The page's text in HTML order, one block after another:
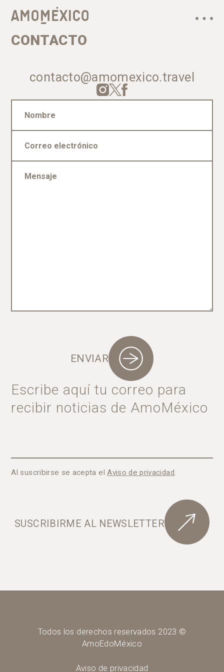
CONTACTO
contacto@amomexico.travel
ENVIAR
Escribe aquí tu correo para
recibir noticias de AmoMéxico
Al suscribirse se acepta elAviso de privacidad.
SUSCRIBIRME AL NEWSLETTER
Todos los derechos reservados 2023 ©
AmoEdoMéxico
Aviso de privacidad